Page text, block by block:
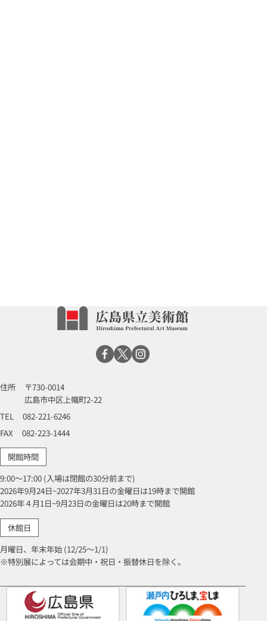
住所
〒730-0014
広島市中区上幟町2-22
TEL
082-221-6246
FAX
082-223-1444
開館時間
9:00～17:00 (入場は閉館の30分前まで)
2026年9月24日~2027年3月31日の金曜日は19時まで開館
2026年４月1日~9月23日の金曜日は20時まで開館
休館日
月曜日、年末年始 (12/25～1/1)
※特別展によっては会期中・祝日・振替休日を除く。